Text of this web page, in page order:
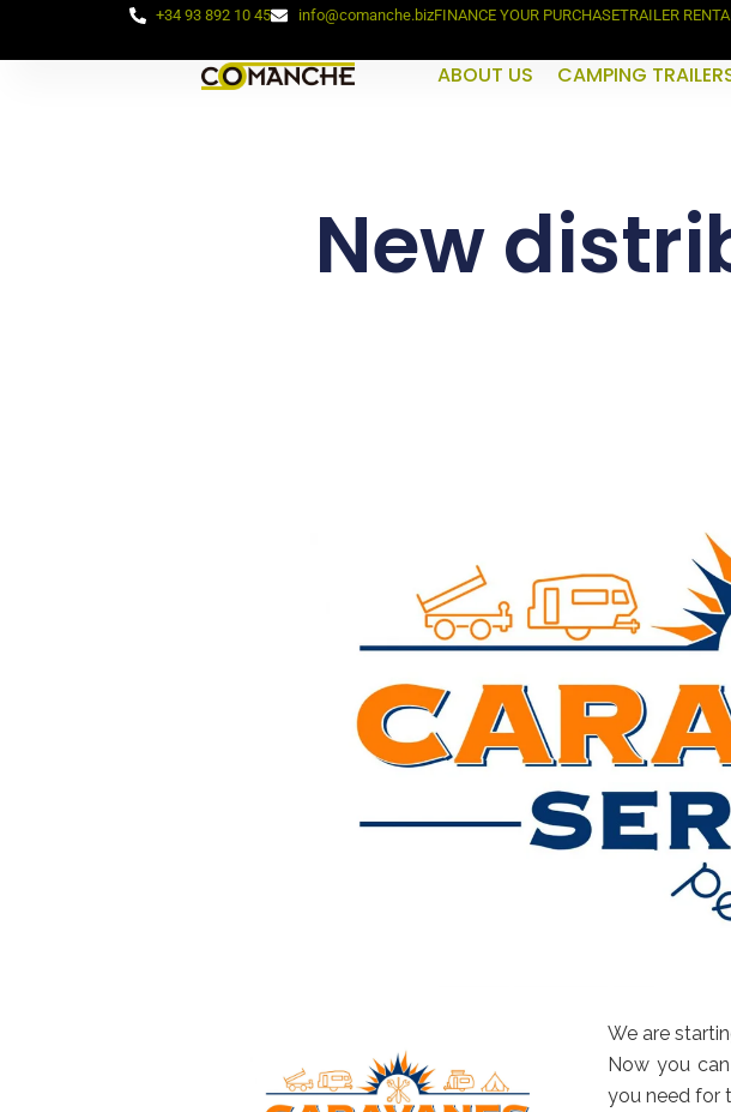
+34 93 892 10 45 info@comanche.bizFINANCE YOUR PURCHASETRAILER
ABOUT US CAMPING
New
We are
Now you
you need for